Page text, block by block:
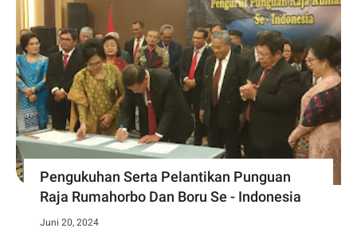
Pengukuhan Serta Pelantikan Punguan
Raja Rumahorbo Dan Boru Se - Indonesia
Juni 20, 2024